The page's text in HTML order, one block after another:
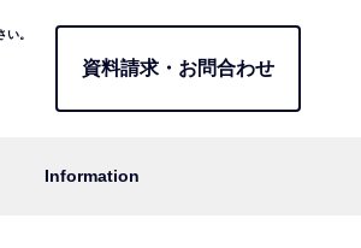
。
資料請求・お問合わせ
Information